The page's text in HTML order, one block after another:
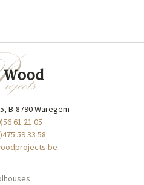
B-8790 Waregem
61 21 05
59 33 58